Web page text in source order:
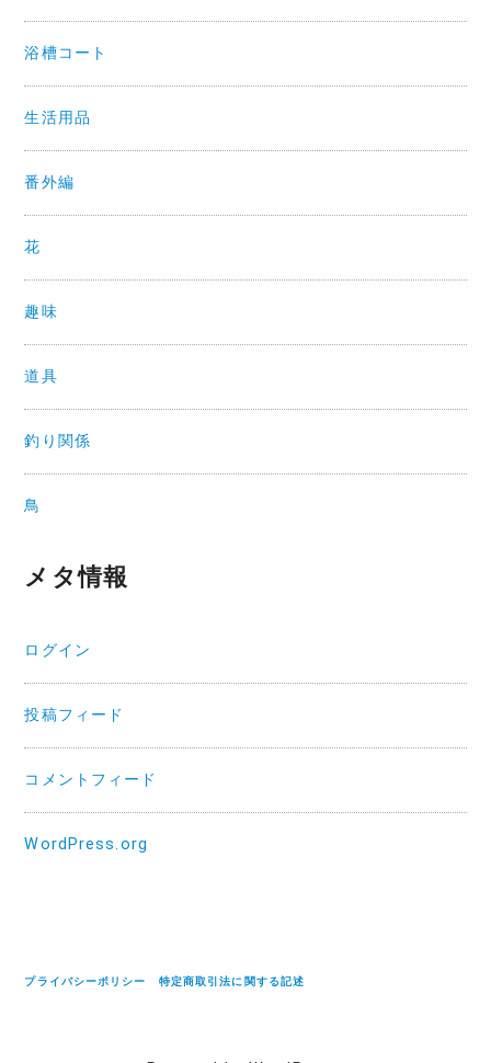
浴槽コート
生活用品
番外編
花
趣味
道具
釣り関係
鳥
メタ情報
ログイン
投稿フィード
コメントフィード
WordPress.org
プライバシーポリシー 特定商取引法に関する記述